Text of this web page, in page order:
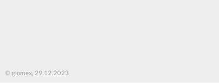
© glomex, 29.12.2023